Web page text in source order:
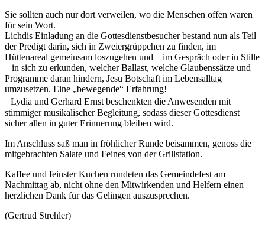
Sie sollten auch nur dort verweilen, wo die Menschen offen waren
für sein Wort.
Lichdis Einladung an die Gottesdienstbesucher bestand nun als Teil
der Predigt darin, sich in Zweiergrüppchen zu finden, im
Hüttenareal gemeinsam loszugehen und – im Gespräch oder in Stille
– in sich zu erkunden, welcher Ballast, welche Glaubenssätze und
Programme daran hindern, Jesu Botschaft im Lebensalltag
umzusetzen. Eine „bewegende“ Erfahrung!
Lydia und Gerhard Ernst beschenkten die Anwesenden mit
stimmiger musikalischer Begleitung, sodass dieser Gottesdienst
sicher allen in guter Erinnerung bleiben wird.
Im Anschluss saß man in fröhlicher Runde beisammen, genoss die
mitgebrachten Salate und Feines von der Grillstation.
Kaffee und feinster Kuchen rundeten das Gemeindefest am
Nachmittag ab, nicht ohne den Mitwirkenden und Helfern einen
herzlichen Dank für das Gelingen auszusprechen.
(Gertrud Strehler)